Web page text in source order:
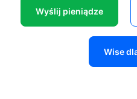
Wyślij pieniądze
Wise